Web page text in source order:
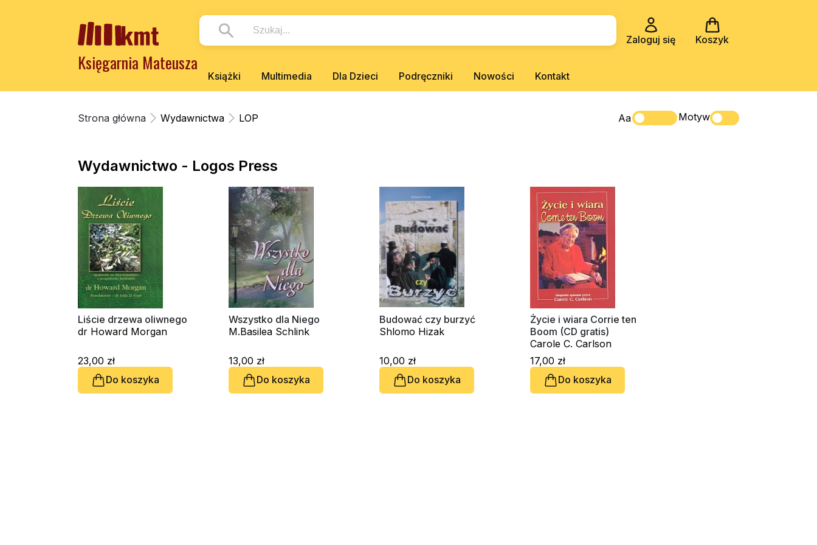
Zaloguj się Koszyk
Księgarnia Mateusza
Książki Multimedia Dla Dzieci Podręczniki Nowości Kontakt
Strona główna Wydawnictwa LOP Aa Motyw
Wydawnictwo - Logos Press
Liście drzewa oliwnego
dr Howard Morgan
23,00 zł
Do koszyka
Wszystko dla Niego
M.Basilea Schlink
13,00 zł
Do koszyka
Budować czy burzyć
Shlomo Hizak
10,00 zł
Do koszyka
Życie i wiara Corrie ten
Boom (CD gratis)
Carole C. Carlson
17,00 zł
Do koszyka